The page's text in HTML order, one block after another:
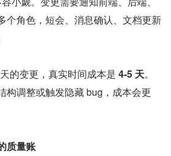
个角色，短会、消息确认、文档更新
2 天的变更，真实时间成本是
4-5 天。
构调整或触发隐藏 bug，成本会更
质量账